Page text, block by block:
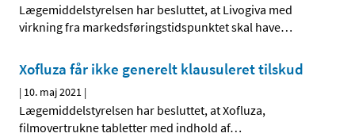
Lægemiddelstyrelsen har besluttet, at Livogiva med
virkning fra markedsføringstidspunktet skal have…
Xofluza får ikke generelt klausuleret tilskud
| 10. maj 2021 |
Lægemiddelstyrelsen har besluttet, at Xofluza,
filmovertrukne tabletter med indhold af…